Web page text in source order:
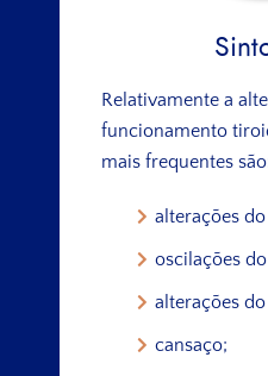
Relativamente a
funcionamento
mais frequentes
alterações
oscilações
alterações
cansaço;